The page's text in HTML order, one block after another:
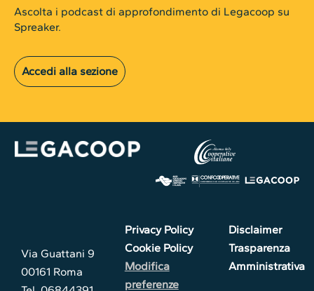
Ascolta i podcast di approfondimento di Legacoop su
Spreaker.
Accedi alla sezione
Via Guattani 9
00161 Roma
Privacy Policy
Cookie Policy
Modifica
preferenze
Disclaimer
Trasparenza
Amministrativa